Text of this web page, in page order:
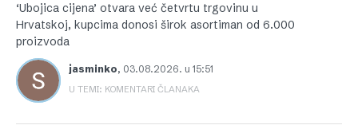
‘Ubojica cijena’ otvara već četvrtu trgovinu u
Hrvatskoj, kupcima donosi širok asortiman od 6.000
proizvoda
jasminko, 03.08.2026. u 15:51
U TEMI: KOMENTARI ČLANAKA